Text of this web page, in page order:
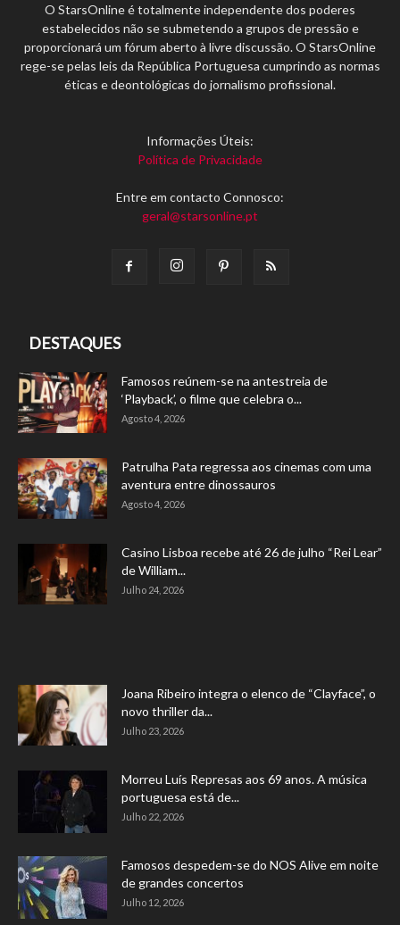
O StarsOnline é totalmente independente dos poderes
estabelecidos não se submetendo a grupos de pressão e
proporcionará um fórum aberto à livre discussão. O StarsOnline
rege-se pelas leis da República Portuguesa cumprindo as normas
éticas e deontológicas do jornalismo profissional.
Informações Úteis:
Política de Privacidade
Entre em contacto Connosco:
geral@starsonline.pt
DESTAQUES
Famosos reúnem-se na antestreia de
‘Playback’, o filme que celebra o...
Agosto 4, 2026
Patrulha Pata regressa aos cinemas com uma
aventura entre dinossauros
Agosto 4, 2026
Casino Lisboa recebe até 26 de julho “Rei Lear”
de William...
Julho 24, 2026
Joana Ribeiro integra o elenco de “Clayface”, o
novo thriller da...
Julho 23, 2026
Morreu Luís Represas aos 69 anos. A música
portuguesa está de...
Julho 22, 2026
Famosos despedem-se do NOS Alive em noite
de grandes concertos
Julho 12, 2026